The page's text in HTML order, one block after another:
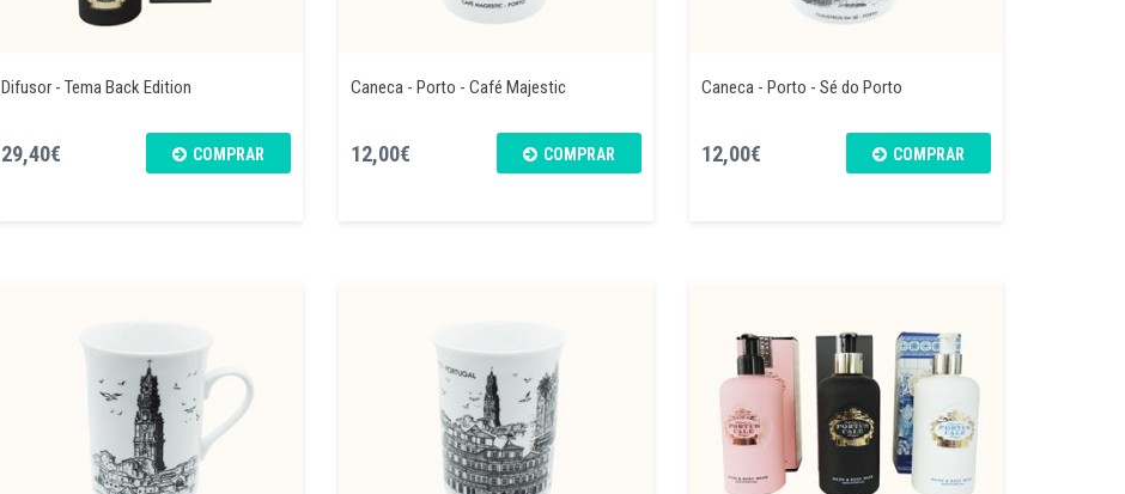
Difusor - Tema Back Edition
29,40€ COMPRAR
Caneca - Porto - Café Majestic
12,00€ COMPRAR
Caneca - Porto - Sé do Porto
12,00€ COMPRAR